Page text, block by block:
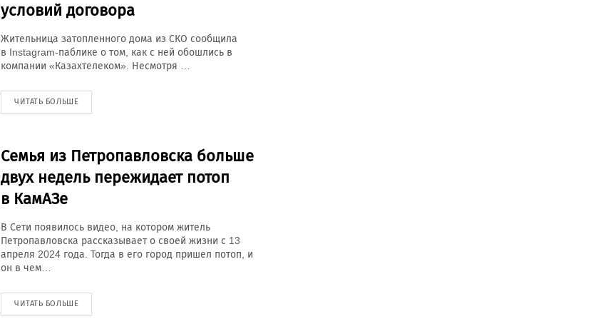
условий договора
Жительница затопленного дома из СКО сообщила
в Instagram-паблике о том, как с ней обошлись в
компании «Казахтелеком». Несмотря …
ЧИТАТЬ БОЛЬШЕ
Семья из Петропавловска больше
двух недель пережидает потоп
в КамАЗе
В Сети появилось видео, на котором житель
Петропавловска рассказывает о своей жизни с 13
апреля 2024 года. Тогда в его город пришел потоп, и
он в чем…
ЧИТАТЬ БОЛЬШЕ